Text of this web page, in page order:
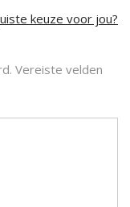
keuze voor jou?
Vereiste velden